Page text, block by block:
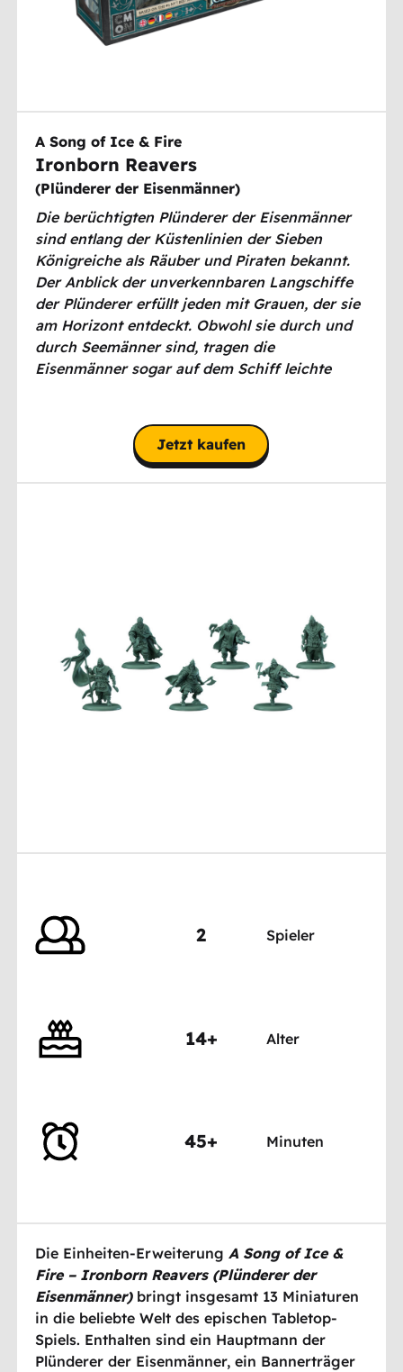
A Song of Ice & Fire
Ironborn Reavers
(Plünderer der Eisenmänner)
Die berüchtigten Plünderer der Eisenmänner
sind entlang der Küstenlinien der Sieben
Königreiche als Räuber und Piraten bekannt.
Der Anblick der unverkennbaren Langschiffe
der Plünderer erfüllt jeden mit Grauen, der sie
am Horizont entdeckt. Obwohl sie durch und
durch Seemänner sind, tragen die
Eisenmänner sogar auf dem Schiff leichte
schwerem Angriff zu bestehen. Ihr Heerführer
sollte sie am besten von der vordersten Front
Jetzt kaufen
2 Spieler
14+ Alter
45+ Minuten
Die Einheiten-ErweiterungA Song of Ice &
Fire – Ironborn Reavers (Plünderer der
Eisenmänner) bringt insgesamt 13 Miniaturen
in die beliebte Welt des epischen Tabletop-
Spiels. Enthalten sind ein Hauptmann der
Plünderer der Eisenmänner, ein Bannerträger